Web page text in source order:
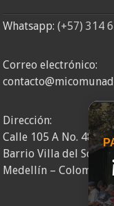
Whatsapp:(+57) 314
Correo electrónico:
Dirección:
Calle 105 A No. 48AA
Barrio Villa del
Medellín – Colombia